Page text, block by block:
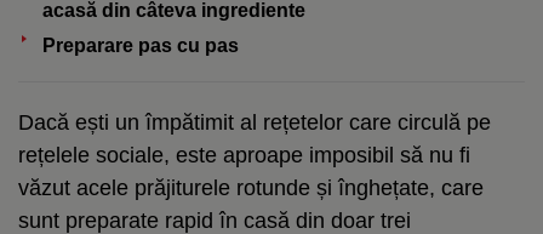
acasă din câteva ingrediente
Preparare pas cu pas
Dacă ești un împătimit al rețetelor care circulă pe
rețelele sociale, este aproape imposibil să nu fi
văzut acele prăjiturele rotunde și înghețate, care
sunt preparate rapid în casă din doar trei